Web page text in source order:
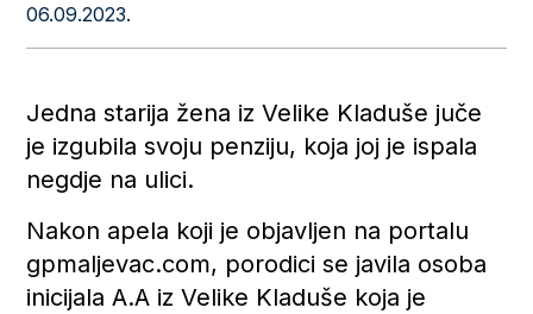
06.09.2023.
Jedna starija žena iz Velike Kladuše juče
je izgubila svoju penziju, koja joj je ispala
negdje na ulici.
Nakon apela koji je objavljen na portalu
gpmaljevac.com, porodici se javila osoba
inicijala A.A iz Velike Kladuše koja je